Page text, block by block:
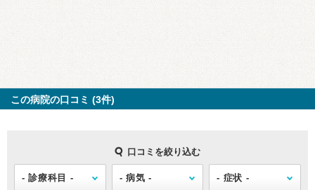
この病院の口コミ (3件)
口コミを絞り込む